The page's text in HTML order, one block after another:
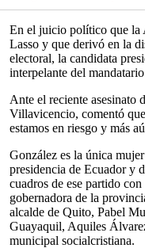
En el juicio político que la
Lasso y que derivó en la
electoral, la candidata
interpelante del
Ante el reciente asesinato
Villavicencio, comentó
estamos en riesgo y más
González es la única
presidencia de Ecuador y
cuadros de ese partido
gobernadora de la
alcalde de Quito, Pabel
Guayaquil, Aquiles
municipal socialcristiana.